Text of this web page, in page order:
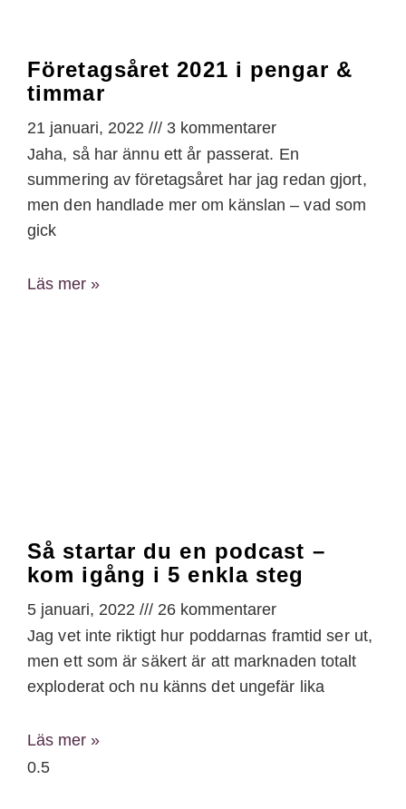
Företagsåret 2021 i pengar &
timmar
21 januari, 2022
3 kommentarer
Jaha, så har ännu ett år passerat. En
summering av företagsåret har jag redan gjort,
men den handlade mer om känslan – vad som
gick
Läs mer »
Så startar du en podcast –
kom igång i 5 enkla steg
5 januari, 2022
26 kommentarer
Jag vet inte riktigt hur poddarnas framtid ser ut,
men ett som är säkert är att marknaden totalt
exploderat och nu känns det ungefär lika
Läs mer »